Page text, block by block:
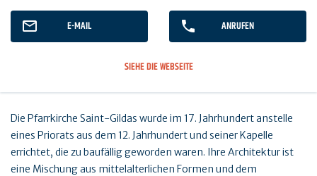
E-MAIL ANRUFEN
SIEHE DIE WEBSEITE
Die Pfarrkirche Saint-Gildas wurde im 17. Jahrhundert anstelle
eines Priorats aus dem 12. Jahrhundert und seiner Kapelle
errichtet, die zu baufällig geworden waren. Ihre Architektur ist
eine Mischung aus mittelalterlichen Formen und dem